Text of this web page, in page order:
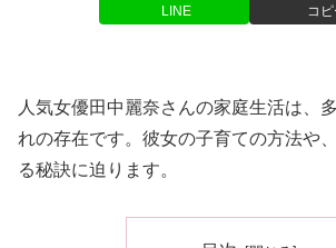
LINE コピ
人気女優田中麗奈さんの家庭生活は、
れの存在です。彼女の子育ての方法や
る秘訣に迫ります。